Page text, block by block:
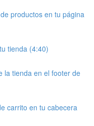
productos en tu página
tienda (4:40)
la tienda en el footer de
carrito en tu cabecera